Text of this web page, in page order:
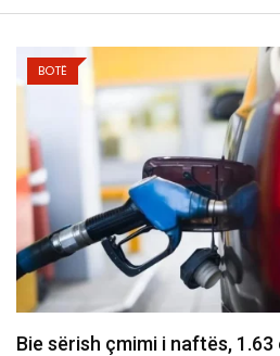
BOTË
Haziri: Kërkuam që seanca të